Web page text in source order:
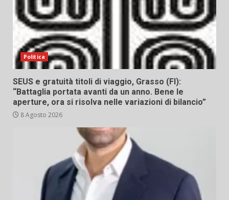
Politica
SEUS e gratuità titoli di viaggio, Grasso (FI):
“Battaglia portata avanti da un anno. Bene le
aperture, ora si risolva nelle variazioni di bilancio”
8 Agosto 2026